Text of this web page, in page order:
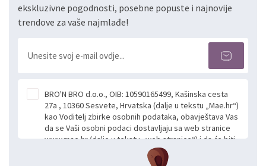
ekskluzivne pogodnosti, posebne popuste i najnovije
trendove za vaše najmlađe!
BRO'N BRO d.o.o., OIB: 10590165499, Kašinska cesta
27a , 10360 Sesvete, Hrvatska (dalje u tekstu „Mae.hr“)
kao Voditelj zbirke osobnih podataka, obavještava Vas
da se Vaši osobni podaci dostavljaju sa web stranice
www.mae.hr (dalje u tekstu „web stranice“) i da će biti
obrađeni. Prihvaćanjem ove Izjave smatra se da
slobodno i izričito dajete privolu za prikupljanje i daljnju